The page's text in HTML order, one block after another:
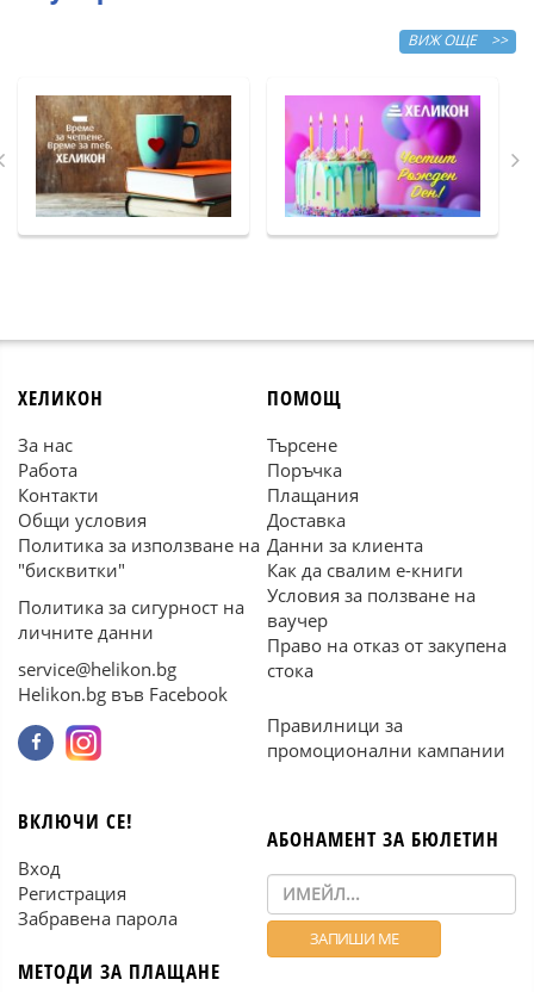
ВИЖ ОЩЕ >>
ХЕЛИКОН
За нас
Работа
Контакти
Общи условия
Политика за използване на
"бисквитки"
Политика за сигурност на
личните данни
service@helikon.bg
Helikon.bg във Facebook
ПОМОЩ
Търсене
Поръчка
Плащания
Доставка
Данни за клиента
Как да свалим е-книги
Условия за ползване на
ваучер
Право на отказ от закупена
стока
Правилници за
промоционални кампании
ВКЛЮЧИ СЕ!
Вход
Регистрация
Забравена парола
МЕТОДИ ЗА ПЛАЩАНЕ
АБОНАМЕНТ ЗА БЮЛЕТИН